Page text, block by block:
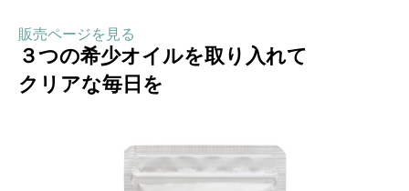
販売ページを見る
３つの希少オイルを取り入れて
クリアな毎日を